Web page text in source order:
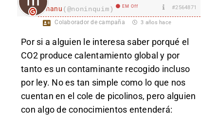
manu (@noninquim) EM Off #2564871
Colaborador de campaña 3 años hace
Por si a alguien le interesa saber porqué el
CO2 produce calentamiento global y por
tanto es un contaminante recogido incluso
por ley. No es tan simple como lo que nos
cuentan en el cole de picolinos, pero alguien
con algo de conocimientos entenderá: